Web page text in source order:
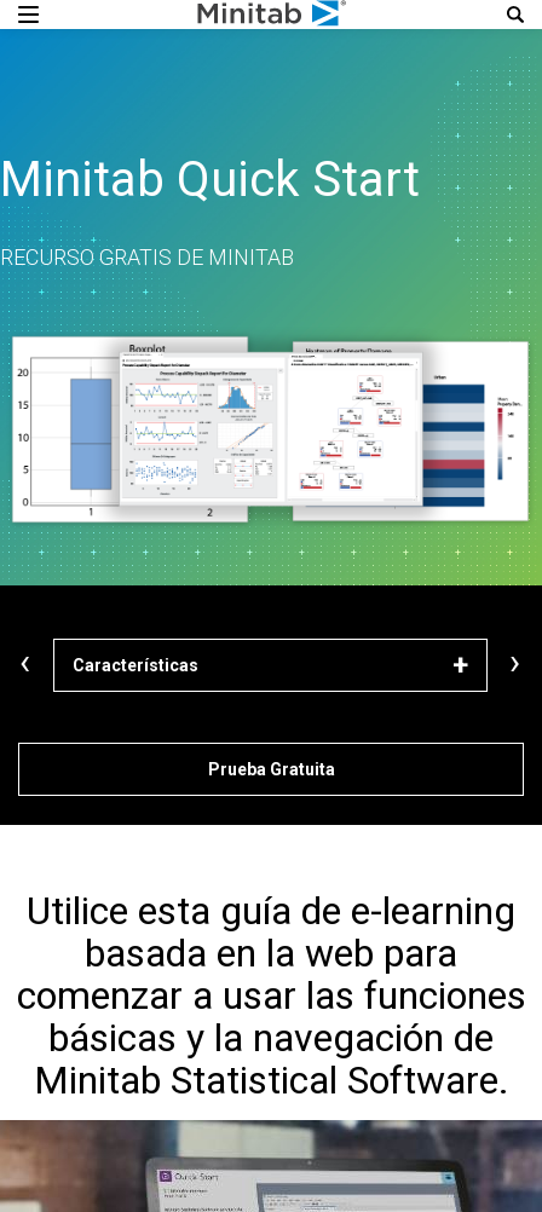
Minitab Quick Start
RECURSO GRATIS DE MINITAB
Características
‹ ›
Prueba Gratuita
Utilice esta guía de e-learning
basada en la web para
comenzar a usar las funciones
básicas y la navegación de
Minitab Statistical Software.